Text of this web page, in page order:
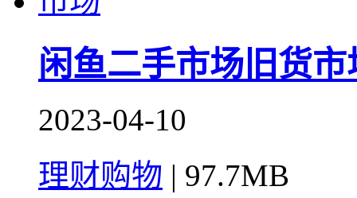
闲鱼二手市场旧货市
2023-04-10
理财购物 | 97.7MB